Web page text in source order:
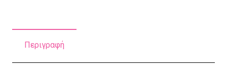
ποσότητα
Περιγραφή